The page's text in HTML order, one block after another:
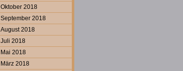
Oktober 2018
September 2018
August 2018
Juli 2018
Mai 2018
März 2018